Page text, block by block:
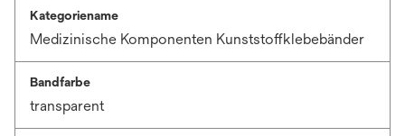
Kategoriename
Medizinische Komponenten Kunststoffklebebänder
Bandfarbe
transparent